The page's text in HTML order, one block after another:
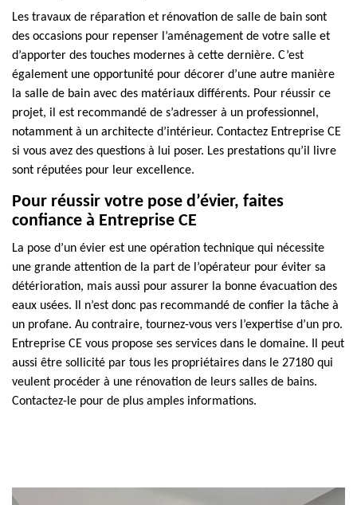
Les travaux de réparation et rénovation de salle de bain sont
des occasions pour repenser l’aménagement de votre salle et
d’apporter des touches modernes à cette dernière. C’est
également une opportunité pour décorer d’une autre manière
la salle de bain avec des matériaux différents. Pour réussir ce
projet, il est recommandé de s’adresser à un professionnel,
notamment à un architecte d’intérieur. Contactez Entreprise CE
si vous avez des questions à lui poser. Les prestations qu’il livre
sont réputées pour leur excellence.
Pour réussir votre pose d’évier, faites
confiance à Entreprise CE
La pose d’un évier est une opération technique qui nécessite
une grande attention de la part de l’opérateur pour éviter sa
détérioration, mais aussi pour assurer la bonne évacuation des
eaux usées. Il n’est donc pas recommandé de confier la tâche à
un profane. Au contraire, tournez-vous vers l’expertise d’un pro.
Entreprise CE vous propose ses services dans le domaine. Il peut
aussi être sollicité par tous les propriétaires dans le 27180 qui
veulent procéder à une rénovation de leurs salles de bains.
Contactez-le pour de plus amples informations.